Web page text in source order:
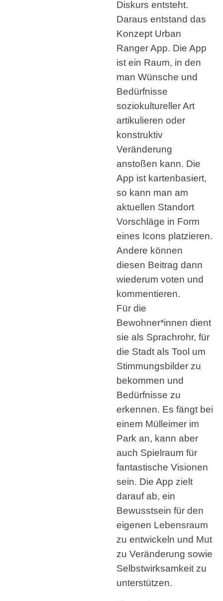
Diskurs entsteht.
Daraus entstand das
Konzept Urban
Ranger App. Die App
ist ein Raum, in den
man Wünsche und
Bedürfnisse
soziokultureller Art
artikulieren oder
konstruktiv
Veränderung
anstoßen kann. Die
App ist kartenbasiert,
so kann man am
aktuellen Standort
Vorschläge in Form
eines Icons platzieren.
Andere können
diesen Beitrag dann
wiederum voten und
kommentieren.
Für die
Bewohner*innen dient
sie als Sprachrohr, für
die Stadt als Tool um
Stimmungsbilder zu
bekommen und
Bedürfnisse zu
erkennen. Es fängt bei
einem Mülleimer im
Park an, kann aber
auch Spielraum für
fantastische Visionen
sein. Die App zielt
darauf ab, ein
Bewusstsein für den
eigenen Lebensraum
zu entwickeln und Mut
zu Veränderung sowie
Selbstwirksamkeit zu
unterstützen.